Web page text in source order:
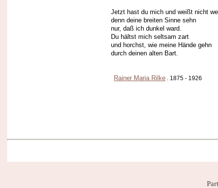
Jetzt hast du mich und weißt nicht
denn deine breiten Sinne sehn
nur, daß ich dunkel ward.
Du hältst mich seltsam zart
und horchst, wie meine Hände gehn
durch deinen alten Bart.
Rainer Maria Rilke . 1875 - 1926